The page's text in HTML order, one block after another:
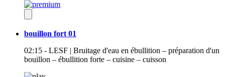
bouillon fort 01
02:15 - LESF | Bruitage d'eau en ébullition – préparation d'un
bouillon – ébullition forte – cuisine – cuisson